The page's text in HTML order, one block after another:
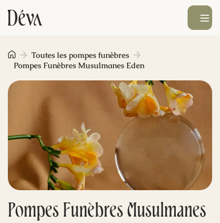
Obsèques
Prévoyance
Monument funéraire
Livraison de fleurs
Blog
Ouvrir le
Pompes Funèbres Musulmanes
Toutes les pompes funèbres
Pompes Funèbres Musulmanes Eden